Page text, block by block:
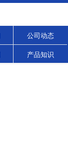
公司动态
产品知识